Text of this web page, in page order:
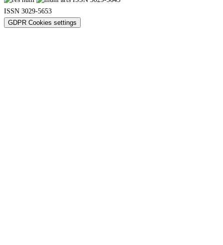
ISSN 3029-5653
GDPR Cookies settings